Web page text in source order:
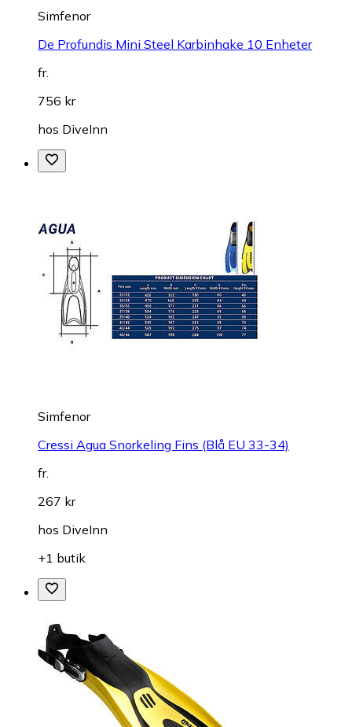
Simfenor
De Profundis Mini Steel Karbinhake 10 Enheter
fr.
756 kr
hos DiveInn
Simfenor
Cressi Agua Snorkeling Fins (Blå EU 33-34)
fr.
267 kr
hos DiveInn
+1 butik